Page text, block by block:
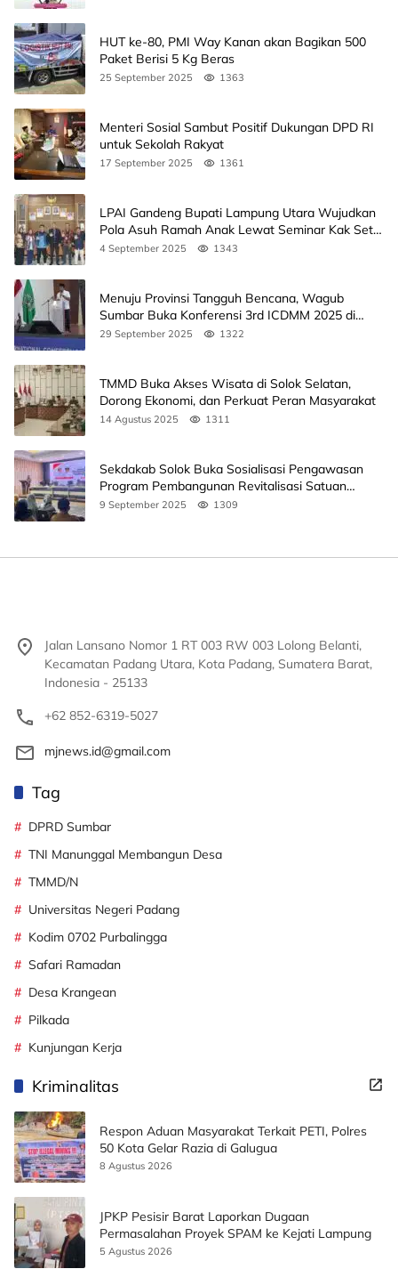
HUT ke-80, PMI Way Kanan akan Bagikan 500
Paket Berisi 5 Kg Beras
25 September 2025 1363
Menteri Sosial Sambut Positif Dukungan DPD RI
untuk Sekolah Rakyat
17 September 2025 1361
LPAI Gandeng Bupati Lampung Utara Wujudkan
Pola Asuh Ramah Anak Lewat Seminar Kak Seto,
Ini Jadwalnya
4 September 2025 1343
Menuju Provinsi Tangguh Bencana, Wagub
Sumbar Buka Konferensi 3rd ICDMM 2025 di
Unand
29 September 2025 1322
TMMD Buka Akses Wisata di Solok Selatan,
Dorong Ekonomi, dan Perkuat Peran Masyarakat
14 Agustus 2025 1311
Sekdakab Solok Buka Sosialisasi Pengawasan
Program Pembangunan Revitalisasi Satuan
Pendidikan
9 September 2025 1309
Jalan Lansano Nomor 1 RT 003 RW 003 Lolong Belanti,
Kecamatan Padang Utara, Kota Padang, Sumatera Barat,
Indonesia - 25133
+62 852-6319-5027
mjnews.id@gmail.com
Tag
DPRD Sumbar
TNI Manunggal Membangun Desa
TMMD/N
Universitas Negeri Padang
Kodim 0702 Purbalingga
Safari Ramadan
Desa Krangean
Pilkada
Kunjungan Kerja
Kriminalitas
Respon Aduan Masyarakat Terkait PETI, Polres
50 Kota Gelar Razia di Galugua
8 Agustus 2026
JPKP Pesisir Barat Laporkan Dugaan
Permasalahan Proyek SPAM ke Kejati Lampung
5 Agustus 2026